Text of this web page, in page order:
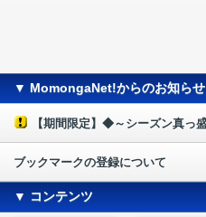
▼ MomongaNet!からのお知らせ
【期間限定】◆～シーズン真っ
ブックマークの登録について
▼ コンテンツ